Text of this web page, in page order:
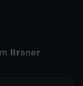
Braner